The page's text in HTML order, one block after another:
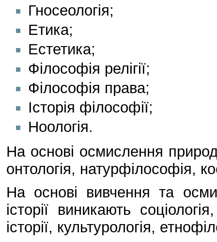
Гносеологія;
Етика;
Естетика;
Філософія релігії;
Філософія права;
Історія філософії;
Ноологія.
На основі осмислення
онтологія, натурфілософія,
На основі вивчення та
історії виникають
історії, культурологія,